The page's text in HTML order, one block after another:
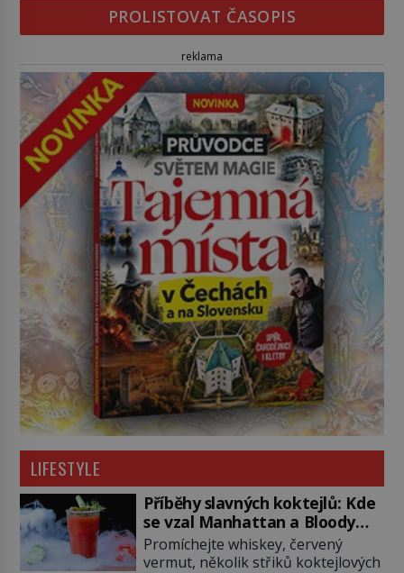
PROLISTOVAT ČASOPIS
reklama
LIFESTYLE
Příběhy slavných koktejlů: Kde
se vzal Manhattan a Bloody
Mary?
Promíchejte whiskey, červený
vermut, několik střiků koktejlových